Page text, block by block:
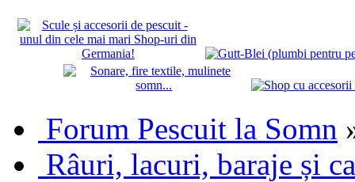
Forum Pescuit la Somn
Râuri, lacuri, baraje și